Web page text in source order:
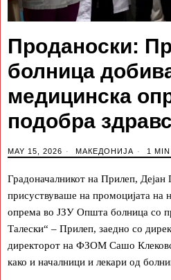
Проданоски:
болница
медицинска
подобра
MAY 15, 2026 МАКЕДОНИЈА 1
Градоначалникот на Прилеп, Дејан
присуствуваше на промоцијата на
опрема во ЈЗУ Општа болница со
Талески“ – Прилеп, заедно со
директорот на ФЗОМ Сашо
како и началници и лекари од